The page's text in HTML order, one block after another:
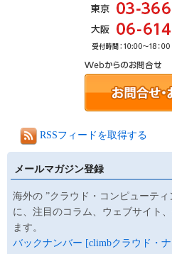
RSSフィードを取得する
メールマガジン登録
海外の ”クラウド・コンピューテ
に、注目のコラム、ウェブサイト
ます。
バックナンバー [climbクラウド・